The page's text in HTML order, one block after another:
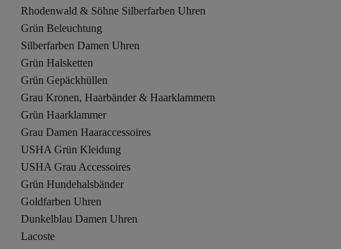
Rhodenwald & Söhne Silberfarben Uhren
Grün Beleuchtung
Silberfarben Damen Uhren
Grün Halsketten
Grün Gepäckhüllen
Grau Kronen, Haarbänder & Haarklammern
Grün Haarklammer
Grau Damen Haaraccessoires
USHA Grün Kleidung
USHA Grau Accessoires
Grün Hundehalsbänder
Goldfarben Uhren
Dunkelblau Damen Uhren
Lacoste